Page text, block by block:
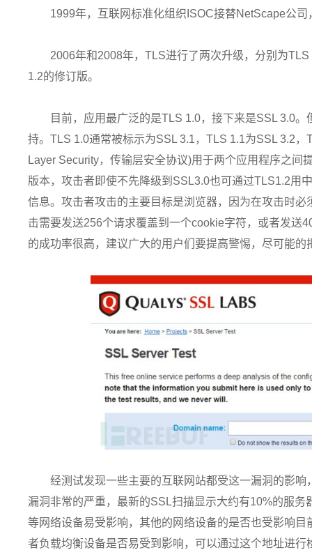
1999年，互联网标准化组织ISOC接替NetScape公
2006年和2008年，TLS进行了两次升级，分别为
1.2的修订版。
目前，应用最广泛的是TLS 1.0，接下来是SSL 3.0
持。TLS 1.0通常被标示为SSL 3.1，TLS 1.1为SSL 3.2
Layer Security，传输层安全协议)用于两个应用程序之间
版本，攻击者即使不先降级到SSL3.0也可通过TLS1.2用
信息。攻击者攻击的主要目标是浏览器，因为在攻击时
击需要发送256个请求覆盖到一个cookie字符，或者发送
的成功率很高，建议广大的用户们要提高警惕，尽可能的
经测试发现一些主要的互联网站都受这一漏洞的影
漏洞非常的严重，最新的SSL扫描显示大约有10%的服
等网络设备易受影响，其他的网络设备的是否也受影响
者负载均衡设备是否易受到影响，可以通过这个地址进